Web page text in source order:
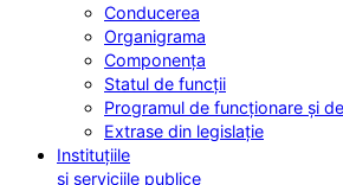
Conducerea
Organigrama
Componența
Statul de funcții
Programul de funcționare și
Extrase din legislație
Instituțiile
și serviciile publice